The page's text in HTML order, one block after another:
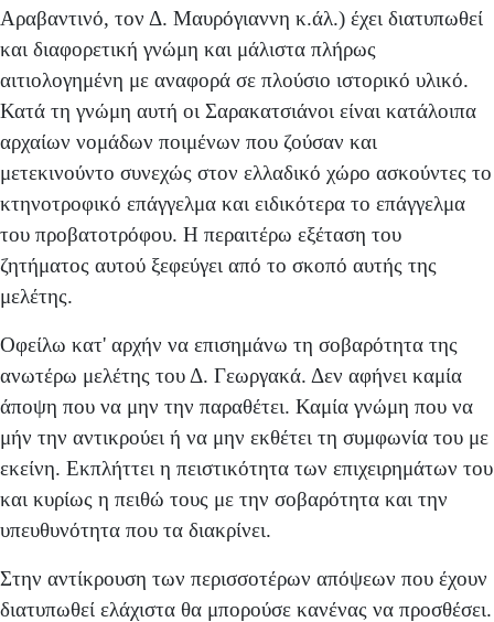
Αραβαντινό, τον Δ. Μαυρόγιαννη κ.άλ.) έχει διατυπωθεί
και διαφορετι­κή γνώμη και μάλιστα πλήρως
αιτιολογημένη με αναφορά σε πλούσιο ιστορικό υλικό.
Κατά τη γνώμη αυτή οι Σαρακατσιάνοι είναι κατάλοιπα
αρχαίων νομάδων ποιμένων που ζούσαν και
μετεκινούντο συνεχώς στον ελλαδικό χώ­ρο ασκούντες το
κτηνοτροφικό επάγγελμα και ειδικότερα το επάγγελμα
του προβατοτρόφου. Η περαιτέρω εξέταση του
ζητήματος αυτού ξεφεύγει από το σκοπό αυτής της
μελέτης.
Οφείλω κατ' αρχήν να επισημάνω τη σοβαρότητα της
ανωτέρω μελέτης του Δ. Γεωργακά. Δεν αφήνει καμία
άποψη που να μην την παραθέτει. Καμία γνώμη που να
μήν την αντικρούει ή να μην εκθέτει τη συμφωνία του με
εκείνη. Εκπλήττει η πειστικότητα των επιχειρημάτων του
και κυρίως η πειθώ τους με την σοβαρότητα και την
υπευ­θυνότητα που τα διακρίνει.
Στην αντίκρουση των περισσοτέρων απόψεων που έχουν
διατυπωθεί ελάχιστα θα μπορούσε κανένας να προ­σθέσει.